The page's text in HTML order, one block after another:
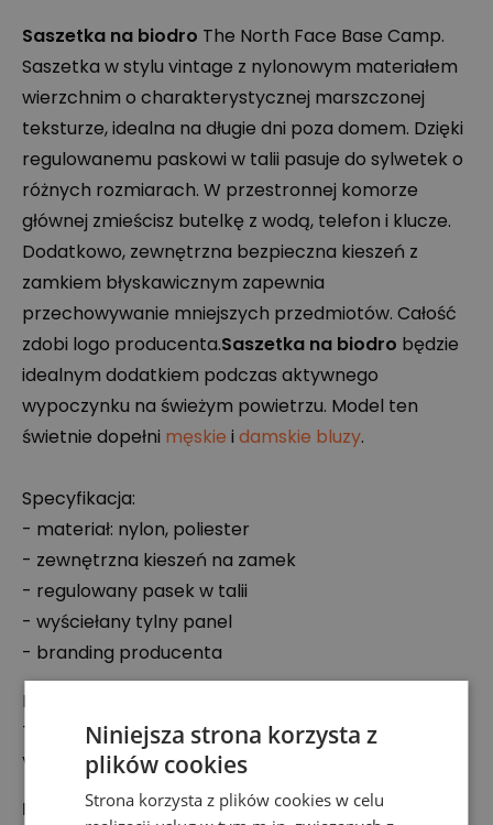
Saszetka na biodro The North Face Base Camp.
Saszetka w stylu vintage z nylonowym materiałem
wierzchnim o charakterystycznej marszczonej
teksturze, idealna na długie dni poza domem. Dzięki
regulowanemu paskowi w talii pasuje do sylwetek o
różnych rozmiarach. W przestronnej komorze
głównej zmieścisz butelkę z wodą, telefon i klucze.
Dodatkowo, zewnętrzna bezpieczna kieszeń z
zamkiem błyskawicznym zapewnia
przechowywanie mniejszych przedmiotów. Całość
zdobi logo producenta.Saszetka na biodro będzie
idealnym dodatkiem podczas aktywnego
wypoczynku na świeżym powietrzu. Model ten
świetnie dopełni męskie i damskie bluzy.
Specyfikacja:
- materiał: nylon, poliester
- zewnętrzna kieszeń na zamek
- regulowany pasek w talii
- wyściełany tylny panel
- branding producenta
Podmiot odpowiedzialny:
The North Face Corp.
Via Laveggio 5, 6855, Stabio, Szwajcaria
Marka
The North Face
Niniejsza strona korzysta z
plików cookies
Strona korzysta z plików cookies w celu